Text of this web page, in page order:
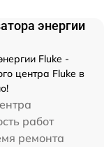
энергии
Fluke -
центра Fluke в
работ
ремонта